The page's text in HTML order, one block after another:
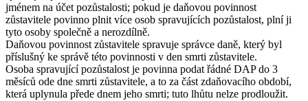
jménem na účet pozůstalosti; pokud je daňovou povinnost
zůstavitele povinno plnit více osob spravujících pozůstalost, plní ji
tyto osoby společně a nerozdílně.
Daňovou povinnost zůstavitele spravuje správce daně, který byl
příslušný ke správě této povinnosti v den smrti zůstavitele.
Osoba spravující pozůstalost je povinna podat řádné DAP do 3
měsíců ode dne smrti zůstavitele, a to za část zdaňovacího období,
která uplynula přede dnem jeho smrti; tuto lhůtu nelze prodloužit.